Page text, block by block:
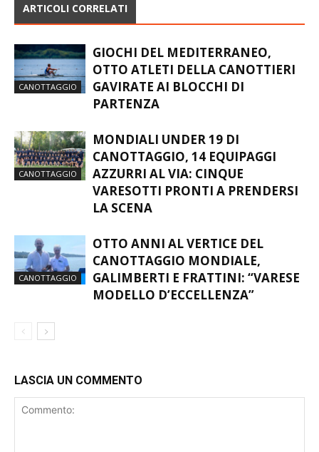
ARTICOLI CORRELATI
CANOTTAGGIO
GIOCHI DEL MEDITERRANEO,
OTTO ATLETI DELLA CANOTTIERI
GAVIRATE AI BLOCCHI DI
PARTENZA
CANOTTAGGIO
MONDIALI UNDER 19 DI
CANOTTAGGIO, 14 EQUIPAGGI
AZZURRI AL VIA: CINQUE
VARESOTTI PRONTI A PRENDERSI
LA SCENA
CANOTTAGGIO
OTTO ANNI AL VERTICE DEL
CANOTTAGGIO MONDIALE,
GALIMBERTI E FRATTINI: “VARESE
MODELLO D’ECCELLENZA”
LASCIA UN COMMENTO